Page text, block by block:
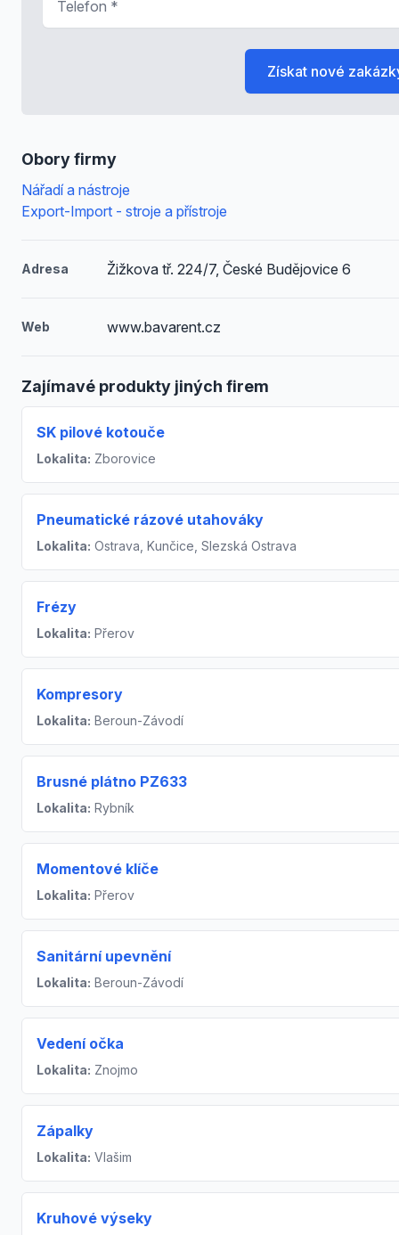
Obory firmy
Nářadí a nástroje
Export-Import - stroje a přístroje
Adresa Žižkova tř. 224/7, České Budějovice 6
Web www.bavarent.cz
Zajímavé produkty jiných firem
SK pilové kotouče
Lokalita: Zborovice
Pneumatické rázové utahováky
Lokalita: Ostrava, Kunčice, Slezská Ostrava
Frézy
Lokalita: Přerov
Kompresory
Lokalita: Beroun-Závodí
Brusné plátno PZ633
Lokalita: Rybník
Momentové klíče
Lokalita: Přerov
Sanitární upevnění
Lokalita: Beroun-Závodí
Vedení očka
Lokalita: Znojmo
Zápalky
Lokalita: Vlašim
Kruhové výseky
Získat nové